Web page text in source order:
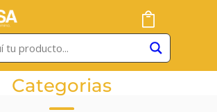
Categorias